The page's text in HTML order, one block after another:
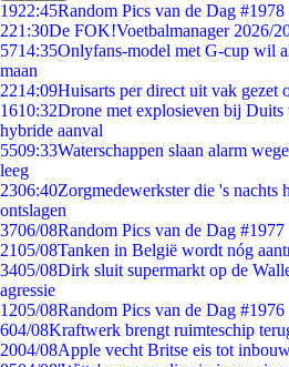
1922:45Random Pics van de Dag #1978
221:30De FOK!Voetbalmanager 2026/
5714:35Onlyfans-model met G-cup wil
maan
2214:09Huisarts per direct uit vak gezet
1610:32Drone met explosieven bij
hybride aanval
5509:33Waterschappen slaan alarm
leeg
2306:40Zorgmedewerkster die 's nachts
ontslagen
3706/08Random Pics van de Dag #1977
2105/08Tanken in België wordt nóg
3405/08Dirk sluit supermarkt op de
agressie
1205/08Random Pics van de Dag #1976
604/08Kraftwerk brengt ruimteschip
2004/08Apple vecht Britse eis tot